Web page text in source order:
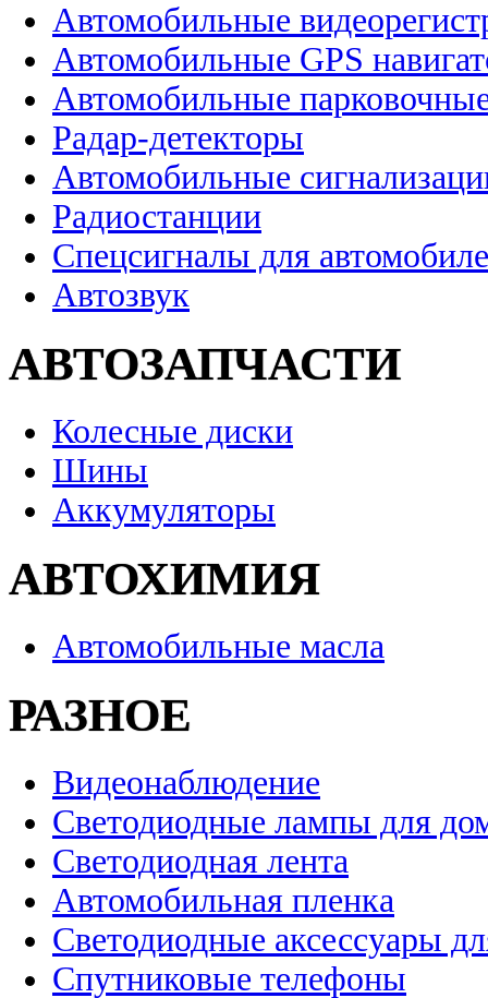
Автомобильные
Автомобильные GPS
Автомобильные
Радар-детекторы
Автомобильные
Радиостанции
Спецсигналы для
Автозвук
АВТОЗАПЧАСТИ
Колесные диски
Шины
Аккумуляторы
АВТОХИМИЯ
Автомобильные масла
РАЗНОЕ
Видеонаблюдение
Светодиодные лампы для
Светодиодная лента
Автомобильная пленка
Светодиодные аксессуары
Спутниковые телефоны